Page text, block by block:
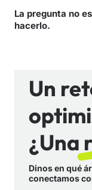
La pregunta no
hacerlo.
Un
¿Una
Dinos en qué
conectamos